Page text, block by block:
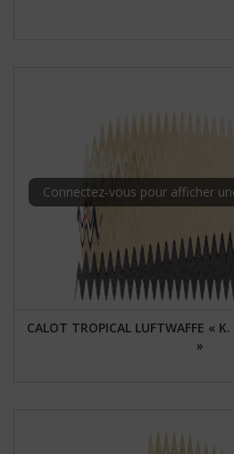
Connectez-vous pour afficher
CALOT TROPICAL LUFTWAFFE «
»